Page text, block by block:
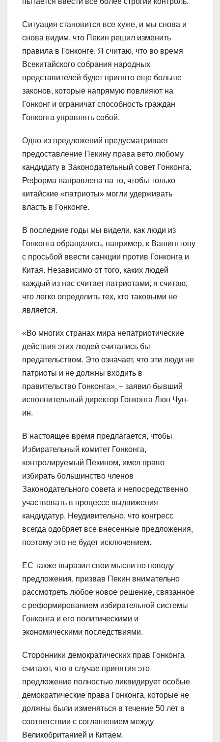
Ситуация становится все хуже, и мы снова и
снова видим, что Пекин решил изменить
правила в Гонконге. Я считаю, что во время
Всекитайского собрания народных
представителей будет принято еще больше
законов, которые напрямую повлияют на
Гонконг и ограничат способность граждан
Гонконга управлять собой.
Одно из предложений предусматривает
предоставление Пекину права вето любому
кандидату в Законодательный совет Гонконга.
Реформа направлена на то, чтобы только
китайские «патриоты» могли удерживать
власть в Гонконге.
В последние годы мы видели, как люди из
Гонконга обращались, например, к Вашингтону
с просьбой ввести санкции против Гонконга и
Китая. Независимо от того, каких людей
каждый из нас считает патриотами, я считаю,
что легко определить тех, кто таковыми не
является.
«Во многих странах мира непатриотические
действия этих людей считались бы
предательством. Это означает, что эти люди не
патриоты и не должны входить в
правительство Гонконга», – заявил бывший
исполнительный директор Гонконга Люн Чун-
ин.
В настоящее время предлагается, чтобы
Избирательный комитет Гонконга,
контролируемый Пекином, имел право
избирать большинство членов
Законодательного совета и непосредственно
участвовать в процессе выдвижения
кандидатур. Неудивительно, что конгресс
всегда одобряет все внесенные предложения,
поэтому это не будет исключением.
ЕС также выразил свои мысли по поводу
предложения, призвав Пекин внимательно
рассмотреть любое новое решение, связанное
с реформированием избирательной системы
Гонконга и его политическими и
экономическими последствиями.
Сторонники демократических прав Гонконга
считают, что в случае принятия это
предложение полностью ликвидирует особые
демократические права Гонконга, которые не
должны были изменяться в течение 50 лет в
соответствии с соглашением между
Великобританией и Китаем.